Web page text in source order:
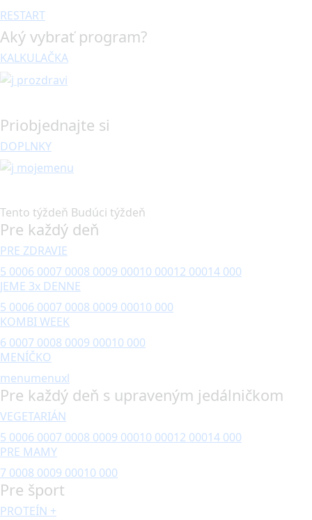
RESTART
Aký vybrať program?
KALKULAČKA
Priobjednajte si
DOPLNKY
Tento týždeň Budúci týždeň
Pre každý deň
PRE ZDRAVIE
5 0006 0007 0008 0009 00010 00012 00014 000
JEME 3x DENNE
5 0006 0007 0008 0009 00010 000
KOMBI WEEK
6 0007 0008 0009 00010 000
MENÍČKO
menumenuxl
Pre každý deň s upraveným jedálničkom
VEGETARIÁN
5 0006 0007 0008 0009 00010 00012 00014 000
PRE MAMY
7 0008 0009 00010 000
Pre šport
PROTEÍN +